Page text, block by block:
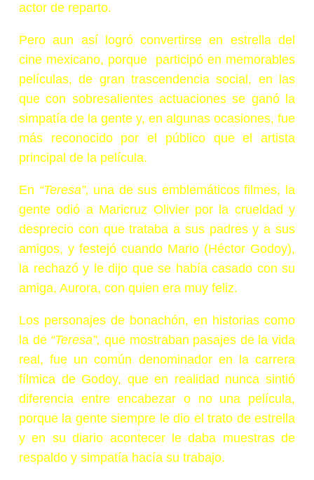
actor de reparto.
Pero aun así logró convertirse en estrella del
cine mexicano, porque participó en memorables
películas, de gran trascendencia social, en las
que con sobresalientes actuaciones se ganó la
simpatía de la gente y, en algunas ocasiones, fue
más reconocido por el público que el artista
principal de la película.
En “Teresa”, una de sus emblemáticos filmes, la
gente odió a Maricruz Olivier por la crueldad y
desprecio con que trataba a sus padres y a sus
amigos, y festejó cuando Mario (Héctor Godoy),
la rechazó y le dijo que se había casado con su
amiga, Aurora, con quien era muy feliz.
Los personajes de bonachón, en historias como
la de “Teresa”, que mostraban pasajes de la vida
real, fue un común denominador en la carrera
fílmica de Godoy, que en realidad nunca sintió
diferencia entre encabezar o no una película,
porque la gente siempre le dio el trato de estrella
y en su diario acontecer le daba muestras de
respaldo y simpatía hacía su trabajo.